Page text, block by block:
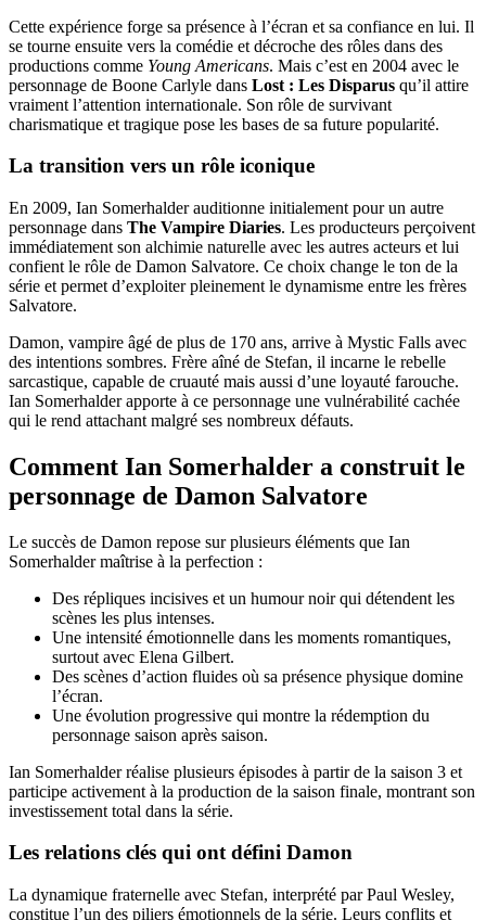
Cette expérience forge sa présence à l’écran et sa confiance en lui. Il
se tourne ensuite vers la comédie et décroche des rôles dans des
productions comme Young Americans. Mais c’est en 2004 avec le
personnage de Boone Carlyle dans Lost : Les Disparus qu’il attire
vraiment l’attention internationale. Son rôle de survivant
charismatique et tragique pose les bases de sa future popularité.
La transition vers un rôle iconique
En 2009, Ian Somerhalder auditionne initialement pour un autre
personnage dans The Vampire Diaries. Les producteurs perçoivent
immédiatement son alchimie naturelle avec les autres acteurs et lui
confient le rôle de Damon Salvatore. Ce choix change le ton de la
série et permet d’exploiter pleinement le dynamisme entre les frères
Salvatore.
Damon, vampire âgé de plus de 170 ans, arrive à Mystic Falls avec
des intentions sombres. Frère aîné de Stefan, il incarne le rebelle
sarcastique, capable de cruauté mais aussi d’une loyauté farouche.
Ian Somerhalder apporte à ce personnage une vulnérabilité cachée
qui le rend attachant malgré ses nombreux défauts.
Comment Ian Somerhalder a construit le
personnage de Damon Salvatore
Le succès de Damon repose sur plusieurs éléments que Ian
Somerhalder maîtrise à la perfection :
Des répliques incisives et un humour noir qui détendent les
scènes les plus intenses.
Une intensité émotionnelle dans les moments romantiques,
surtout avec Elena Gilbert.
Des scènes d’action fluides où sa présence physique domine
l’écran.
Une évolution progressive qui montre la rédemption du
personnage saison après saison.
Ian Somerhalder réalise plusieurs épisodes à partir de la saison 3 et
participe activement à la production de la saison finale, montrant son
investissement total dans la série.
Les relations clés qui ont défini Damon
La dynamique fraternelle avec Stefan, interprété par Paul Wesley,
constitue l’un des piliers émotionnels de la série. Leurs conflits et